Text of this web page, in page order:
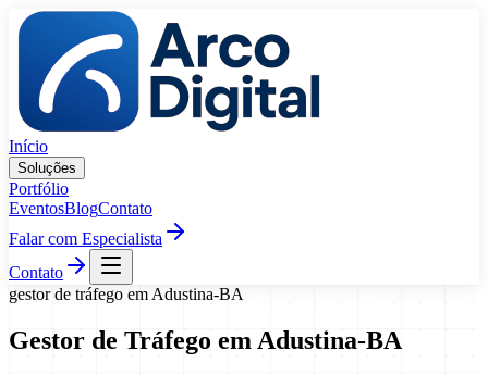
Pular para o conteúdo
Início
Soluções
Portfólio
EventosBlogContato
Falar com Especialista
Contato
gestor de tráfego em Adustina-BA
Gestor de Tráfego em Adustina-BA